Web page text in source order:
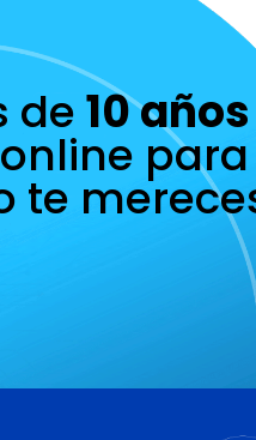
de10 años
te